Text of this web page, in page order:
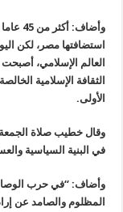
استضافتها مصر، لكن
العالم الإسلامي،
الثقافة الإسلامية
الأولى.
وقال خطيب صلاة
في البنية السياسية
وأضاف: “في حرب
المظلوم والصامد عن